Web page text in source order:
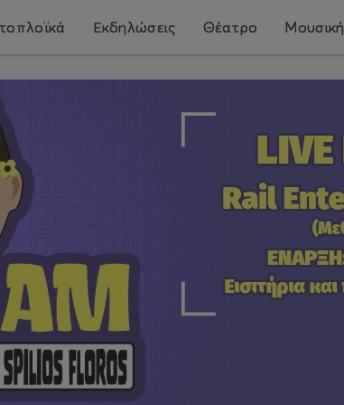
Εκδηλώσεις Θέατρο Μουσική